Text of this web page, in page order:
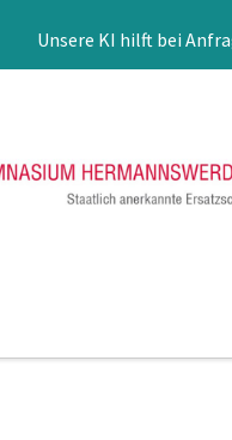
Unsere KI hilft bei